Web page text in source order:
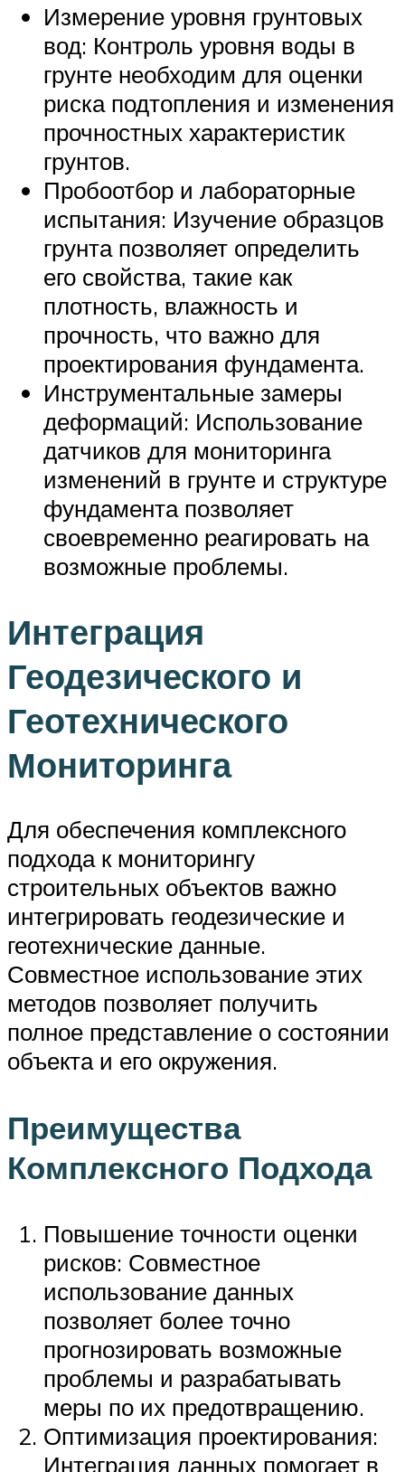
Измерение уровня грунтовых
вод: Контроль уровня воды в
грунте необходим для оценки
риска подтопления и изменения
прочностных характеристик
грунтов.
Пробоотбор и лабораторные
испытания: Изучение образцов
грунта позволяет определить
его свойства, такие как
плотность, влажность и
прочность, что важно для
проектирования фундамента.
Инструментальные замеры
деформаций: Использование
датчиков для мониторинга
изменений в грунте и структуре
фундамента позволяет
своевременно реагировать на
возможные проблемы.
Интеграция
Геодезического и
Геотехнического
Мониторинга
Для обеспечения комплексного
подхода к мониторингу
строительных объектов важно
интегрировать геодезические и
геотехнические данные.
Совместное использование этих
методов позволяет получить
полное представление о состоянии
объекта и его окружения.
Преимущества
Комплексного Подхода
Повышение точности оценки
рисков: Совместное
использование данных
позволяет более точно
прогнозировать возможные
проблемы и разрабатывать
меры по их предотвращению.
Оптимизация проектирования:
Интеграция данных помогает в